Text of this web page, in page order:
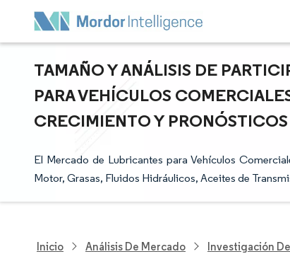
TAMAÑO Y ANÁLISIS DE
PARA VEHÍCULOS
CRECIMIENTO Y
El Mercado de Lubricantes para Vehículos
Motor, Grasas, Fluidos Hidráulicos, Aceites de
Inicio Análisis De Mercado Investigación